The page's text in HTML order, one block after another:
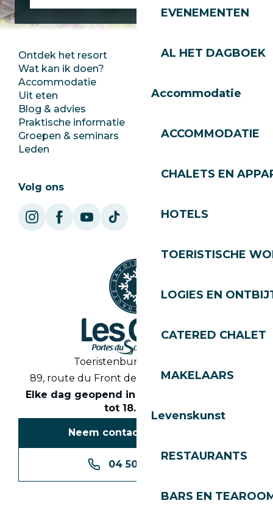
EVENEMENTEN
AL HET DAGBOEK
Accommodatie
ACCOMMODATIE
CHALETS EN
HOTELS
TOERISTISCHE
LOGIES EN
CATERED CHALET
MAKELAARS
Levenskunst
RESTAURANTS
BARS EN
Ontdek het resort
Wat kan ik doen?
Accommodatie
Uit eten
Blog & advies
Praktische informatie
Groepen & seminars
Leden
Perszaal
Jobs
SoleGets
Volg ons
Toeristenbureau Les Gets
89, route du Front de Neige 74260 Les Gets
Elke dag geopend in het seizoen van 8.30
tot 18.30 uur
Neem contact met ons op
04 50 74 74 74